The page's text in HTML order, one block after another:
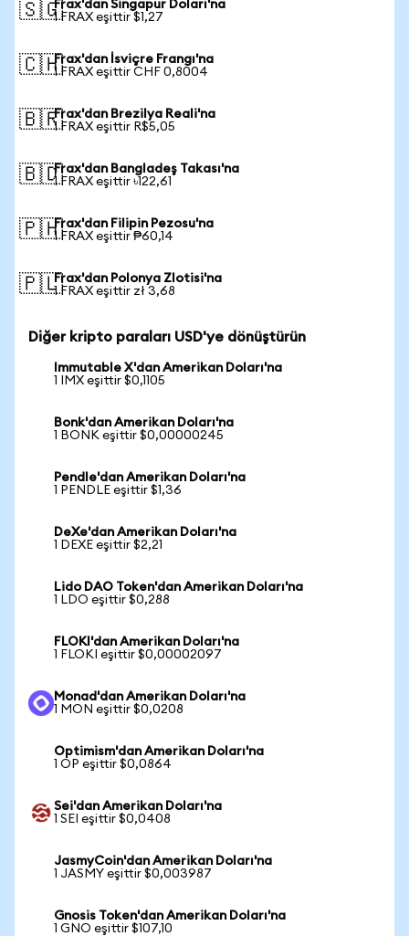
🇸🇬Frax'dan Singapur Doları'na
1 FRAX eşittir $1,27
🇨🇭Frax'dan İsviçre Frangı'na
1 FRAX eşittir CHF 0,8004
🇧🇷Frax'dan Brezilya Reali'na
1 FRAX eşittir R$5,05
🇧🇩Frax'dan Bangladeş Takası'na
1 FRAX eşittir ৳122,61
🇵🇭Frax'dan Filipin Pezosu'na
1 FRAX eşittir ₱60,14
🇵🇱Frax'dan Polonya Zlotisi'na
1 FRAX eşittir zł 3,68
Diğer kripto paraları USD'ye dönüştürün
Immutable X'dan Amerikan Doları'na
1 IMX eşittir $0,1105
Bonk'dan Amerikan Doları'na
1 BONK eşittir $0,00000245
Pendle'dan Amerikan Doları'na
1 PENDLE eşittir $1,36
DeXe'dan Amerikan Doları'na
1 DEXE eşittir $2,21
Lido DAO Token'dan Amerikan Doları'na
1 LDO eşittir $0,288
FLOKI'dan Amerikan Doları'na
1 FLOKI eşittir $0,00002097
Monad'dan Amerikan Doları'na
1 MON eşittir $0,0208
Optimism'dan Amerikan Doları'na
1 OP eşittir $0,0864
Sei'dan Amerikan Doları'na
1 SEI eşittir $0,0408
JasmyCoin'dan Amerikan Doları'na
1 JASMY eşittir $0,003987
Gnosis Token'dan Amerikan Doları'na
1 GNO eşittir $107,10